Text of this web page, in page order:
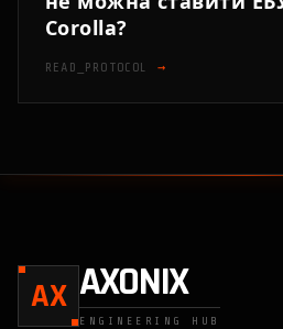
Corolla?
READ_PROTOCOL →
AX AXONIX
ENGINEERING HUB